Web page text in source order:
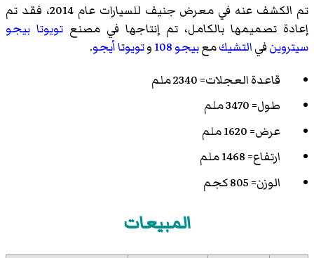
تم الكشف عنه في معرض جنيف للسيارات عام 2014، فقد تم
إعادة تصميمها بالكامل، تم إنتاجها في مصنع تويوتا بيجو
سيتروينفيالتشيكمعبيجو 108 وتويوتا أيجو.
قاعدة العجلات= 2340 ملم
طول= 3470 ملم
عرض= 1620 ملم
ارتفاع= 1468 ملم
الوزن= 805 كجم
المبيعات